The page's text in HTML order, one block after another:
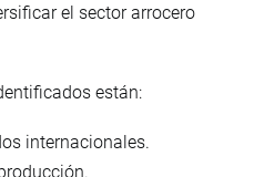
el sector arrocero
están:
internacionales.